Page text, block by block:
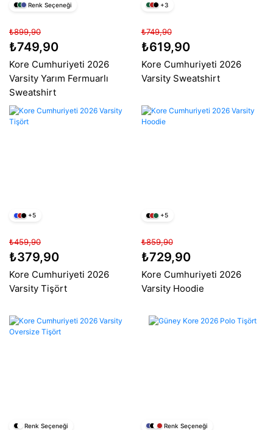
Renk Seçeneği
₺899,90
₺749,90
Kore Cumhuriyeti 2026
Varsity Yarım Fermuarlı
Sweatshirt
+3
₺749,90
₺619,90
Kore Cumhuriyeti 2026
Varsity Sweatshirt
+5
₺459,90
₺379,90
Kore Cumhuriyeti 2026
Varsity Tişört
+5
₺859,90
₺729,90
Kore Cumhuriyeti 2026
Varsity Hoodie
Renk Seçeneği Renk Seçeneği